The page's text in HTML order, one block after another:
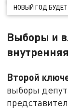
НОВЫЙ ГОД
Выборы и
Второй
выборы